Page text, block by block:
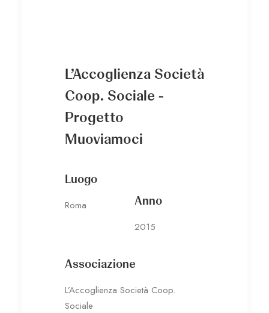
L’Accoglienza Società
Coop. Sociale -
Progetto
Muoviamoci
Luogo
Roma Anno
2015
Associazione
L’Accoglienza Società Coop.
Sociale